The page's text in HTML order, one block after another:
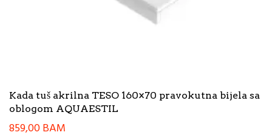
Kada tuš akrilna TESO 160×70 pravokutna bijela sa
oblogom AQUAESTIL
859,00BAM